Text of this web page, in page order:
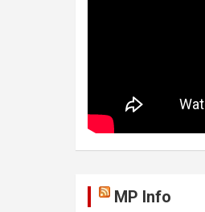
MP Info